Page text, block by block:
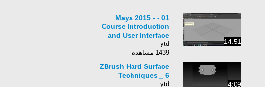
14:51
01 - Maya 2015 -
Course Introduction
and User Interface
ytd
1439 مشاهده
4:09
ZBrush Hard Surface
Techniques _ 6
ytd